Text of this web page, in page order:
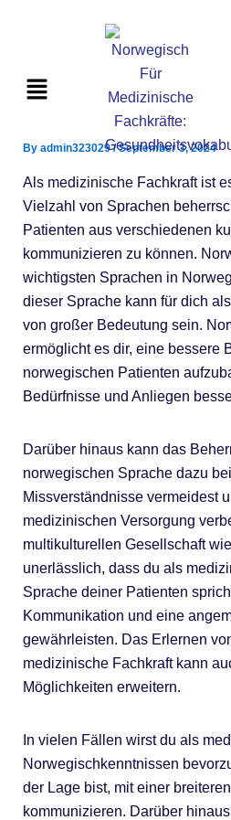
Menu
By admin323029/September 3, 2024
Als medizinische Fachkraft ist
Vielzahl von Sprachen
Patienten aus verschiedenen
kommunizieren zu können.
wichtigsten Sprachen in
dieser Sprache kann für dich
von großer Bedeutung sein.
ermöglicht es dir, eine bessere
norwegischen Patienten
Bedürfnisse und Anliegen
Darüber hinaus kann das
norwegischen Sprache dazu
Missverständnisse vermeidest
medizinischen Versorgung
multikulturellen Gesellschaft
unerlässlich, dass du als
Sprache deiner Patienten
Kommunikation und eine
gewährleisten. Das Erlernen
medizinische Fachkraft kann
Möglichkeiten erweitern.
In vielen Fällen wirst du als
Norwegischkenntnissen
der Lage bist, mit einer
kommunizieren. Darüber